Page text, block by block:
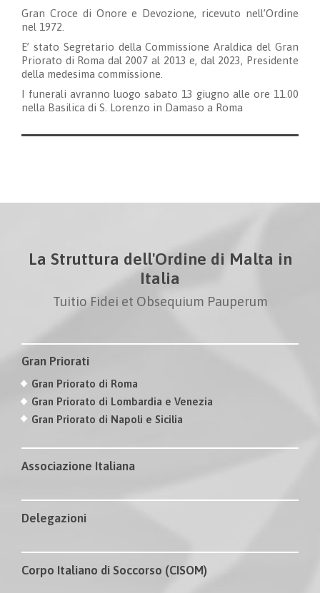
Gran Croce di Onore e Devozione, ricevuto nell’Ordine
nel 1972.
E’ stato Segretario della Commissione Araldica del Gran
Priorato di Roma dal 2007 al 2013 e, dal 2023, Presidente
della medesima commissione.
I funerali avranno luogo sabato 13 giugno alle ore 11.00
nella Basilica di S. Lorenzo in Damaso a Roma
La Struttura dell'Ordine di Malta in
Italia
Tuitio Fidei et Obsequium Pauperum
Gran Priorati
Gran Priorato di Roma
Gran Priorato di Lombardia e Venezia
Gran Priorato di Napoli e Sicilia
Associazione Italiana
Delegazioni
Corpo Italiano di Soccorso (CISOM)